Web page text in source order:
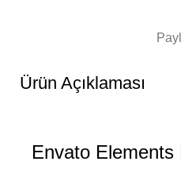
Ürün Açıklaması
Envato Elements